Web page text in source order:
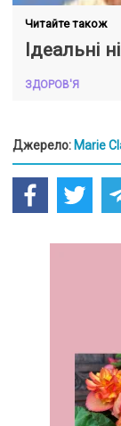
Читайте також
Ідеальні
ЗДОРОВ'Я
Джерело: Marie